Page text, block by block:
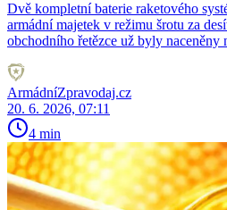
Dvě kompletní baterie raketového
armádní majetek v režimu šrotu za
obchodního řetězce už byly naceněny
ArmádníZpravodaj.cz
20. 6. 2026, 07:11
4 min